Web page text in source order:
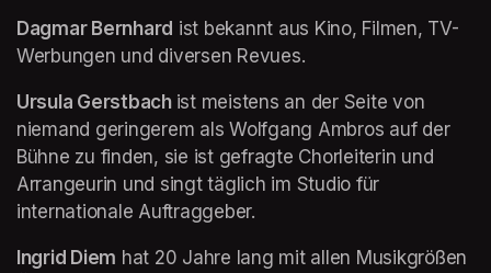
Dagmar Bernhard ist bekannt aus Kino, Filmen, TV-
Werbungen und diversen Revues.
Ursula Gerstbach ist meistens an der Seite von
niemand geringerem als Wolfgang Ambros auf der
Bühne zu finden, sie ist gefragte Chorleiterin und
Arrangeurin und singt täglich im Studio für
internationale Auftraggeber.
Ingrid Diem hat 20 Jahre lang mit allen Musikgrößen